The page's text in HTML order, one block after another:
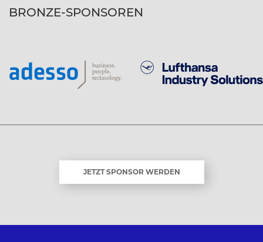
BRONZE-SPONSOREN
JETZT SPONSOR WERDEN